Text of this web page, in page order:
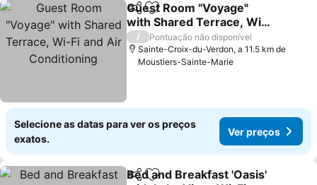
PartilharAdicionar aos favoritos
Guest Room "Voyage"
with Shared Terrace, Wi-
Fi and Air Conditioning
Ver preços
/
Pontuação não disponível
Sainte-Croix-du-Verdon, a 11.5 km de
Moustiers-Sainte-Marie
Selecione as datas para ver os preços
exatos.
Ver preços
PartilharAdicionar aos favoritos
Bed and Breakfast 'Oasis'